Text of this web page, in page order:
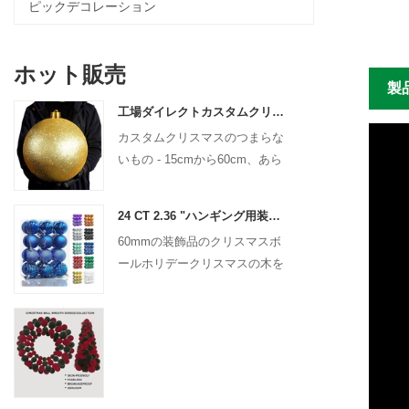
ピックデコレーション
ホット販売
工場ダイレクトカスタムクリスマスボール大きな装飾品15cm -60cmクリスマスロゴボール
カスタムクリスマスのつまらな
いもの - 15cmから60cm、あら
24 CT 2.36 "ハンギング用装飾用のクリスマスプラスチックボールクリスマスシャタープルーフボールホリデーパーティー装飾
60mmの装飾品のクリスマスボ
ールホリデークリスマスの木を
製